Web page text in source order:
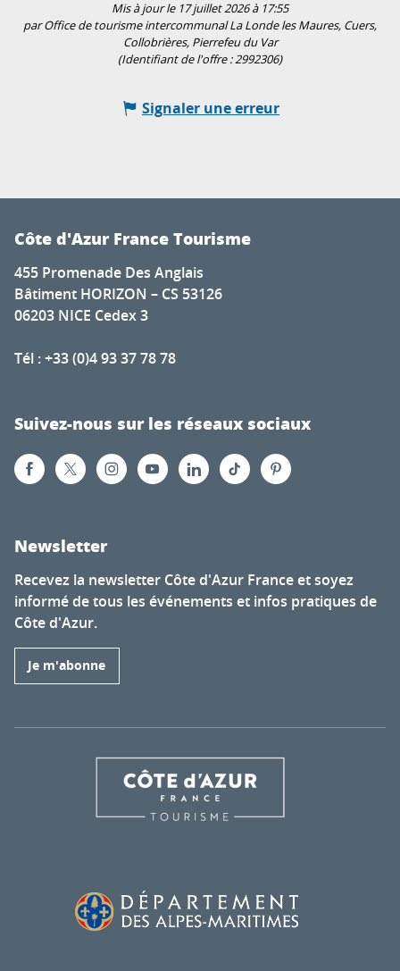
Mis à jour le 17 juillet 2026 à 17:55
par Office de tourisme intercommunal La Londe les Maures, Cuers,
Collobrières, Pierrefeu du Var
(Identifiant de l'offre :2992306)
Signaler une erreur
Côte d'Azur France Tourisme
455 Promenade Des Anglais
Bâtiment HORIZON – CS 53126
06203 NICE Cedex 3
Tél : +33 (0)4 93 37 78 78
Suivez-nous sur les réseaux sociaux
Newsletter
Recevez la newsletter Côte d'Azur France et soyez
informé de tous les événements et infos pratiques de
Côte d'Azur.
Je m'abonne